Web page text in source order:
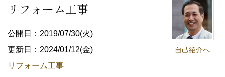
自己紹介へ
リフォーム工事
公開日：2019/07/30(火)
更新日：2024/01/12(金)
リフォーム工事